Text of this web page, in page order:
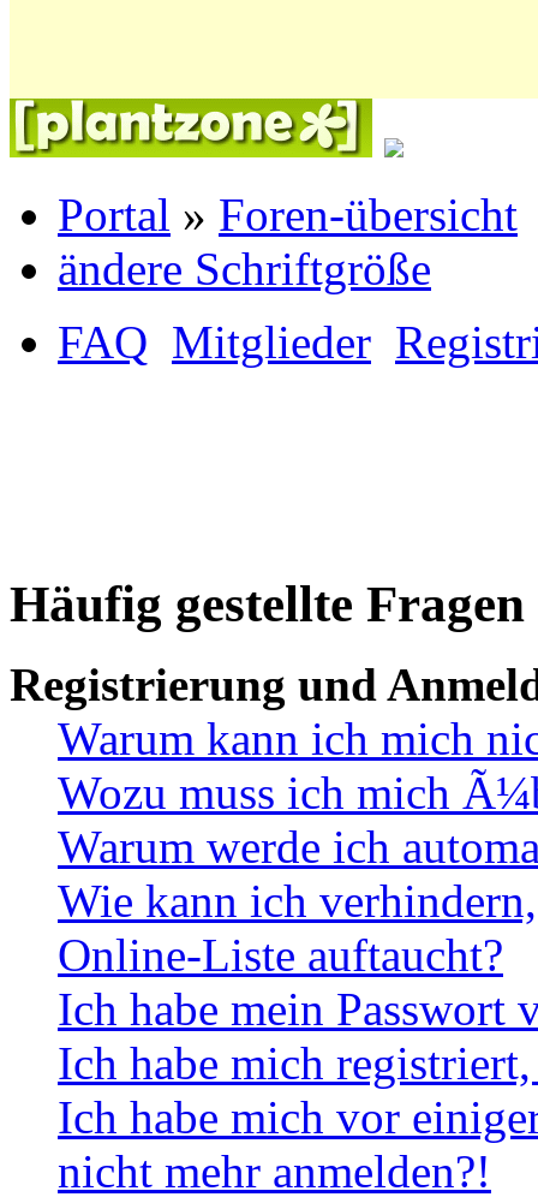
Portal » Foren-übersicht
ändere Schriftgröße
FAQ Mitglieder
Häufig gestellte Fragen
Registrierung und
Warum kann ich mich
Wozu muss ich mich
Warum werde ich
Wie kann ich
Online-Liste auftaucht?
Ich habe mein Passwort
Ich habe mich
Ich habe mich vor
nicht mehr anmelden?!